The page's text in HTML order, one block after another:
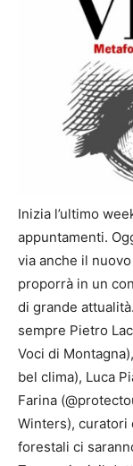
Inizia l’ultimo
appuntamenti.
via anche il nuovo
proporrà in un
di grande
sempre Pietro
Voci di
bel clima), Luca
Farina
Winters), curatori
forestali ci